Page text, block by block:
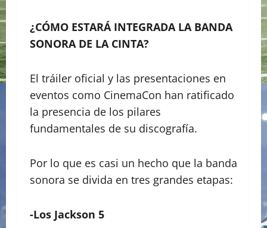
¿CÓMO ESTARÁ INTEGRADA LA BANDA
SONORA DE LA CINTA?
​El tráiler oficial y las presentaciones en
eventos como CinemaCon han ratificado
la presencia de los pilares
fundamentales de su discografía.
Por lo que es casi un hecho que la banda
sonora se divida en tres grandes etapas:
-Los Jackson 5